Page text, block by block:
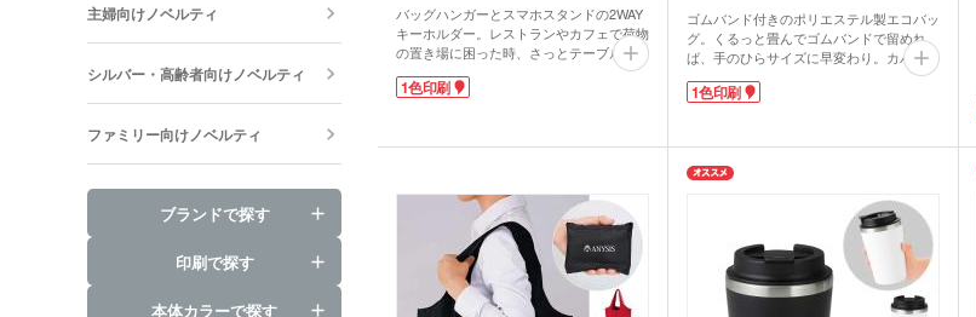
バッグハンガーとスマホスタンドの2WAY
キーホルダー。レストランやカフェで荷物
の置き場に困った時、さっとテーブルに掛
ければ即席の吊り下げフックに。床にバッ
グを置かなくてすむので衛生的。狭い店内
やWEB会議にも便利です。
します。名入れはレザー調部分に1色印刷
が可能。カバンなどに付けて持ち歩いても
らえるので、宣伝効果もバッチリですよ。
1色印刷
ゴムバンド付きのポリエステル製エコバッ
グ。くるっと畳んでゴムバンドで留めれ
ば、手のひらサイズに早変わり。カバンの
中でもかさばらず、持ち運びに便利です。
肩にかけられる持ち手で、重い荷物も持ち
す。スーパーや家電量販店などのキャンペ
ーンノベルティにぴったり。5色展開なの
1色印刷
主婦向けノベルティ
シルバー・高齢者向けノベルティ
ファミリー向けノベルティ
ブランドで探す
印刷で探す
本体カラーで探す